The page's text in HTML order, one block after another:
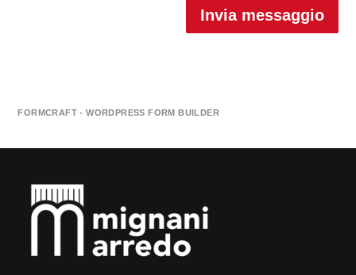
Invia messaggio
FORMCRAFT - WORDPRESS FORM BUILDER